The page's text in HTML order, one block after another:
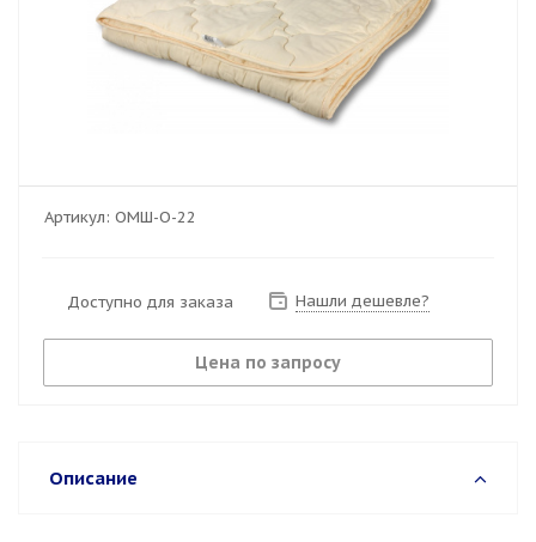
Артикул: ОМШ-О-22
Доступно для заказа Нашли дешевле?
Цена по запросу
Описание